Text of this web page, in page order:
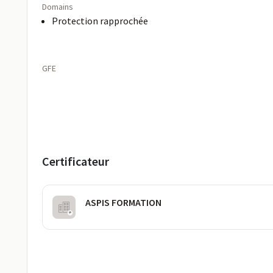
Domains
Protection rapprochée
GFE
Certificateur
ASPIS FORMATION